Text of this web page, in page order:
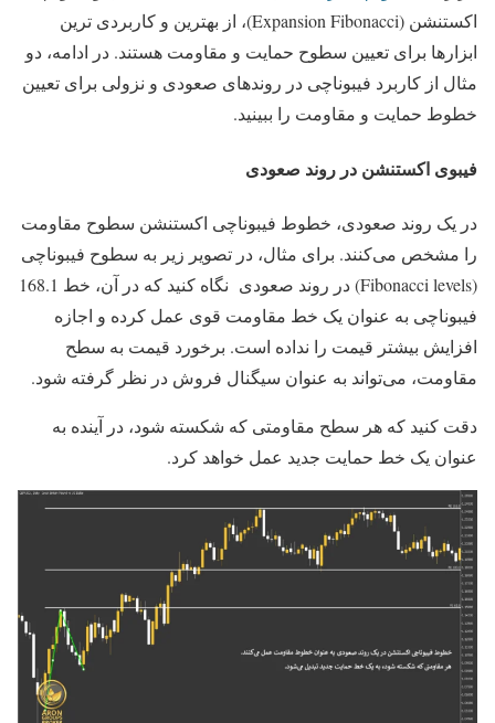
اکستنشن (Expansion Fibonacci)، از بهترین و کاربردی ترین
ابزارها برای تعیین سطوح حمایت و مقاومت هستند. در ادامه، دو
مثال از کاربرد فیبوناچی در روندهای صعودی و نزولی برای تعیین
خطوط حمایت و مقاومت را ببینید.
فیبوی اکستنشن در روند صعودی
در یک روند صعودی، خطوط فیبوناچی اکستنشن سطوح مقاومت
را مشخص می‌کنند. برای مثال، در تصویر زیر به سطوح فیبوناچی
(Fibonacci levels) در روند صعودی نگاه کنید که در آن، خط 168.1
فیبوناچی به عنوان یک خط مقاومت قوی عمل کرده و اجازه
افزایش بیشتر قیمت را نداده است. برخورد قیمت به سطح
مقاومت، می‌تواند به عنوان سیگنال فروش در نظر گرفته شود.
دقت کنید که هر سطح مقاومتی که شکسته شود، در آینده به
عنوان یک خط حمایت جدید عمل خواهد کرد.